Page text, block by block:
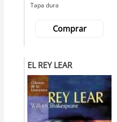
Tapa dura
Comprar
EL REY LEAR